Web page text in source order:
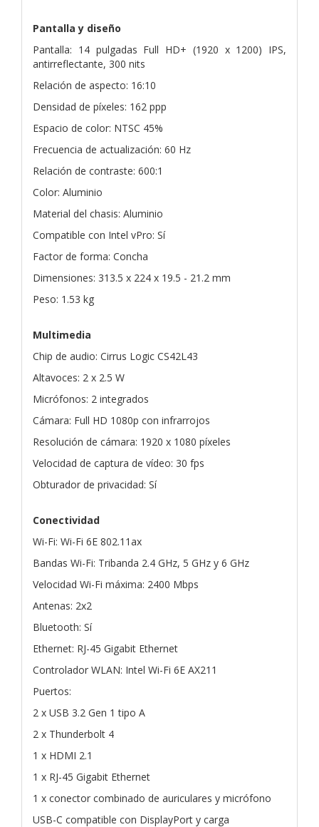
Pantalla y diseño
Pantalla: 14 pulgadas Full HD+ (1920 x 1200) IPS,
antirreflectante, 300 nits
Relación de aspecto: 16:10
Densidad de píxeles: 162 ppp
Espacio de color: NTSC 45%
Frecuencia de actualización: 60 Hz
Relación de contraste: 600:1
Color: Aluminio
Material del chasis: Aluminio
Compatible con Intel vPro: Sí
Factor de forma: Concha
Dimensiones: 313.5 x 224 x 19.5 - 21.2 mm
Peso: 1.53 kg
Multimedia
Chip de audio: Cirrus Logic CS42L43
Altavoces: 2 x 2.5 W
Micrófonos: 2 integrados
Cámara: Full HD 1080p con infrarrojos
Resolución de cámara: 1920 x 1080 píxeles
Velocidad de captura de vídeo: 30 fps
Obturador de privacidad: Sí
Conectividad
Wi-Fi: Wi-Fi 6E 802.11ax
Bandas Wi-Fi: Tribanda 2.4 GHz, 5 GHz y 6 GHz
Velocidad Wi-Fi máxima: 2400 Mbps
Antenas: 2x2
Bluetooth: Sí
Ethernet: RJ-45 Gigabit Ethernet
Controlador WLAN: Intel Wi-Fi 6E AX211
Puertos:
2 x USB 3.2 Gen 1 tipo A
2 x Thunderbolt 4
1 x HDMI 2.1
1 x RJ-45 Gigabit Ethernet
1 x conector combinado de auriculares y micrófono
USB-C compatible con DisplayPort y carga